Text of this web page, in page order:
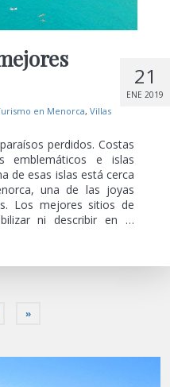
21
ENE 2019
en Menorca, Villas
perdidos. Costas
emblemáticos e islas
de esas islas está cerca
una de las joyas
Los mejores sitios de
ni describir en …
»